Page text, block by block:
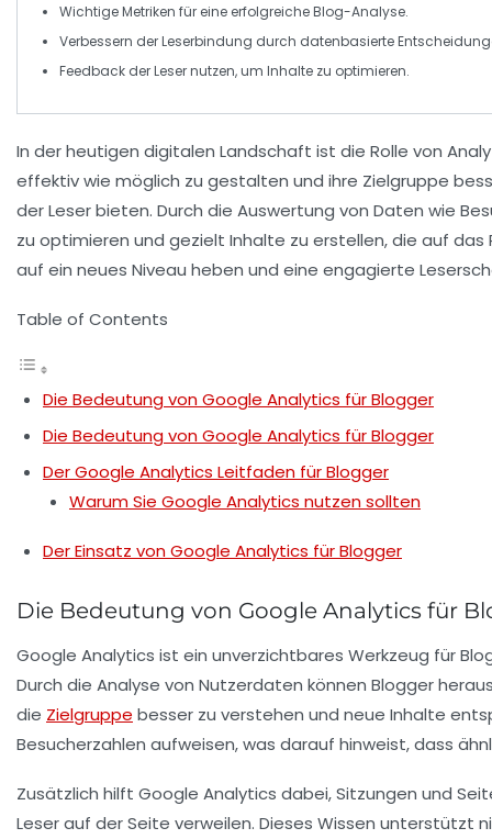
WichtigeMetriken für eine erfolgreicheBlog-Analyse.
Verbessern derLeserbindung durch datenbasierte
Feedback der Leser nutzen, um Inhalte zu optimieren.
In der heutigen digitalen Landschaft ist die Rolle von
effektiv wie möglich zu gestalten und ihre Zielgruppe
der Leser bieten. Durch die Auswertung von Daten wie
zu optimieren und gezielt Inhalte zu erstellen, die auf
auf ein neues Niveau heben und eine engagierte
Table of Contents
Die Bedeutung von Google Analytics für Blogger
Die Bedeutung von Google Analytics für Blogger
Der Google Analytics Leitfaden für Blogger
Warum Sie Google Analytics nutzen sollten
Der Einsatz von Google Analytics für Blogger
Die Bedeutung von Google Analytics für
Google Analytics ist ein unverzichtbares Werkzeug für
Durch die Analyse von Nutzerdaten können Blogger
die Zielgruppe besser zu verstehen und neue Inhalte
Besucherzahlen aufweisen, was darauf hinweist, dass
Zusätzlich hilft Google Analytics dabei,Sitzungen und
Leser auf der Seite verweilen. Dieses Wissen unterstützt